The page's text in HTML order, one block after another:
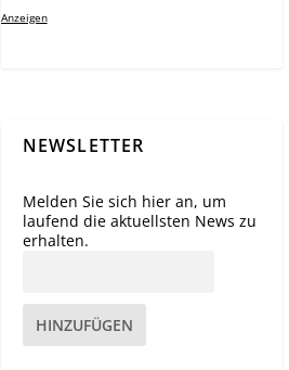
Anzeigen
NEWSLETTER
Melden Sie sich hier an, um
laufend die aktuellsten News zu
erhalten.
HINZUFÜGEN